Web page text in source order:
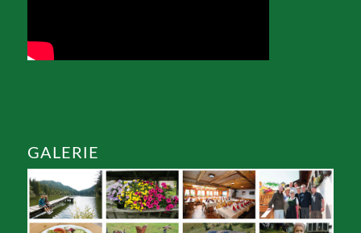
GALERIE